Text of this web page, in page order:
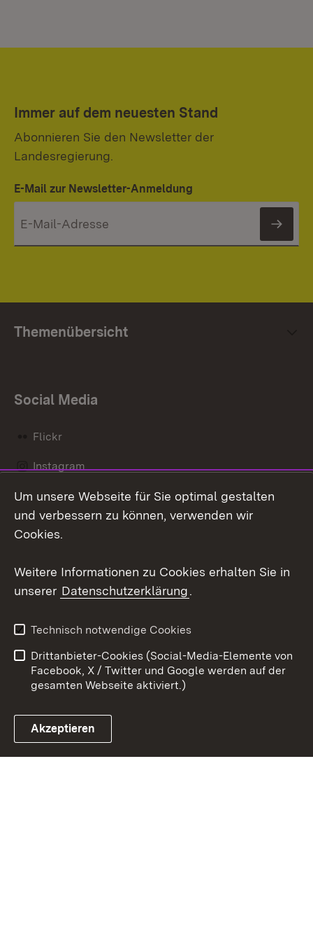
Immer auf dem neuesten Stand
Abonnieren Sie den Newsletter der
Landesregierung.
E-Mail zur Newsletter-Anmeldung
Themenübersicht
Social Media
Flickr
Instagram
Social Wall
Link zum Landesportal
Barrierefreiheit
Benutzungshinweise
Impressum
Cookies
Um unsere Webseite für Sie optimal gestalten
und verbessern zu können, verwenden wir
Cookies.
Weitere Informationen zu Cookies erhalten Sie in
unserer Datenschutzerklärung.
Technisch notwendige Cookies
Drittanbieter-Cookies (Social-Media-Elemente von
Facebook, X / Twitter und Google werden auf der
gesamten Webseite aktiviert.)
Akzeptieren